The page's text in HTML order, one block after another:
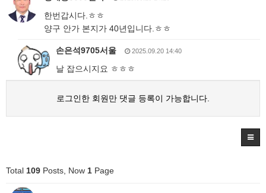
한번갑시다.ㅎㅎ
양구 안가 본지가 40년입니다.ㅎㅎ
손은석9705서울 2025.09.20 14:40
날 잡으시지요 ㅎㅎㅎ
로그인한 회원만 댓글 등록이 가능합니다.
Total 109 Posts, Now 1 Page